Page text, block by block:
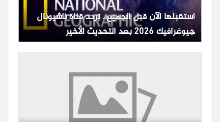
استقبلها الآن قبل الجميع.. تردد قناة ناشيونال
جيوغرافيك 2026 بعد التحديث الأخير